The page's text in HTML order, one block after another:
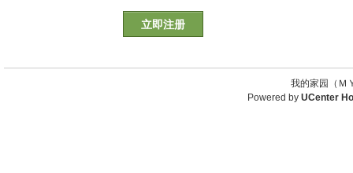
立即注册
我的家园（
Powered by UCenter